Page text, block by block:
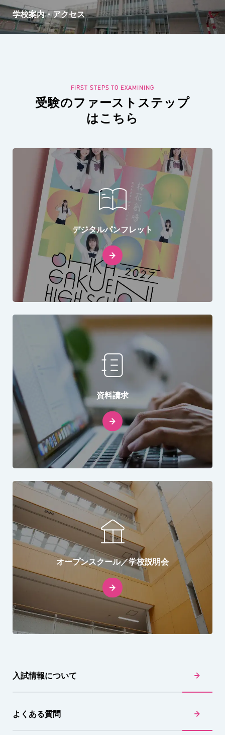
学校案内・アクセス
受験のファーストステップ
はこちら
デジタルパンフレット
資料請求
オープンスクール／学校説明会
入試情報について
よくある質問